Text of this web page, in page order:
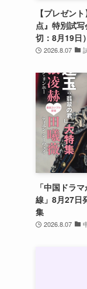
【プレゼン
点』特別試
切：8月19日）
2026.8.07
「中国ドラ
線」8月27日
集
2026.8.07